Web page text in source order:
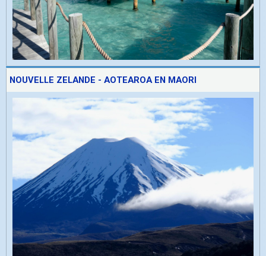
NOUVELLE ZELANDE - AOTEAROA EN MAORI